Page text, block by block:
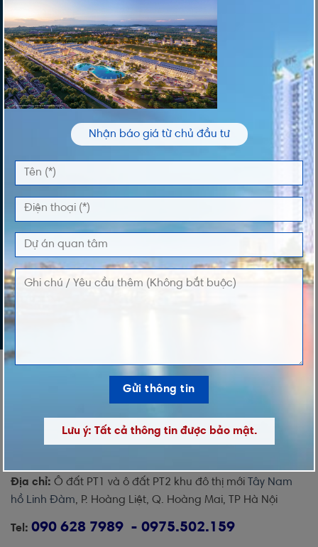
Vui lòng nhập thông tin của bạn để nhận thông
tin Giá và Giỏ Hàng độc quyền từ chúng tôi
TÊN *
DỰ ÁN QUAN TÂM
Địa chỉ: Ô đất PT1 và ô đất PT2 khu đô thị mới Tây Nam
hồ Linh Đàm, P. Hoàng Liệt, Q. Hoàng Mai, TP Hà Nội
Tel: 090 628 7989 - 0975.502.159
Nhận báo giá từ chủ đầu tư
Lưu ý: Tất cả thông tin được bảo mật.